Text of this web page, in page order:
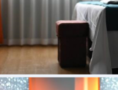
在这个养生桑拿会馆，我体验到了
后，我都感觉自己焕然一新，所有
走了。
身心的放松